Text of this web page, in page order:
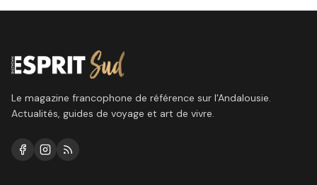
Le magazine francophone de référence sur l'Andalousie.
Actualités, guides de voyage et art de vivre.